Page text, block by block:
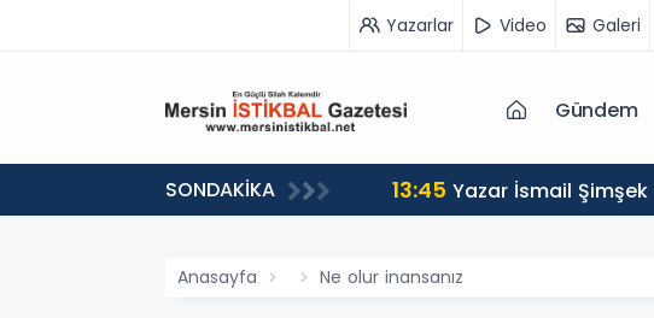
Yazarlar Video Galeri
Gündem
SONDAKİKA
Yolculuğuna Uğurladı 13:45 Yazar İsmail Şimşek
Anasayfa Ne olur inansanız